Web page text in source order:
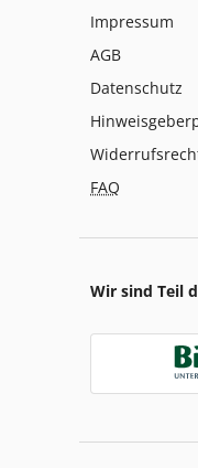
Impressum
AGB
Datenschutz
FAQ
Wir sind Teil